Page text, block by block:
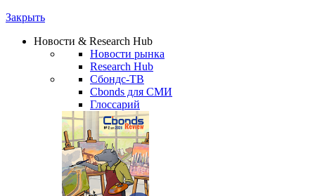
Закрыть
Новости & Research Hub
Новости рынка
Research Hub
Сбондс-ТВ
Cbonds для СМИ
Глоссарий